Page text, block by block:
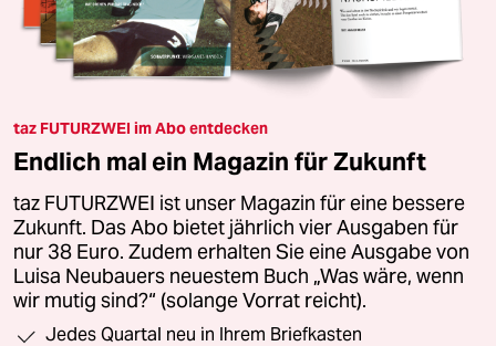
taz FUTURZWEI im Abo entdecken
Endlich mal ein Magazin für Zukunft
taz FUTURZWEI ist unser Magazin für eine bessere
Zukunft. Das Abo bietet jährlich vier Ausgaben für
nur 38 Euro. Zudem erhalten Sie eine Ausgabe von
Luisa Neubauers neuestem Buch „Was wäre, wenn
wir mutig sind?“ (solange Vorrat reicht).
Jedes Quartal neu in Ihrem Briefkasten